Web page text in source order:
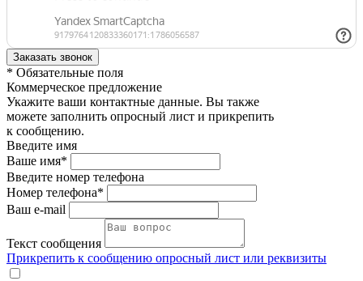
* Обязательные поля
Коммерческое предложение
Укажите ваши контактные данные. Вы также
можете заполнить опросный лист и прикрепить
к сообщению.
Введите имя
Ваше имя*
Введите номер телефона
Номер телефона*
Ваш e-mail
Текст сообщения
Прикрепить к сообщению опросный лист или реквизиты